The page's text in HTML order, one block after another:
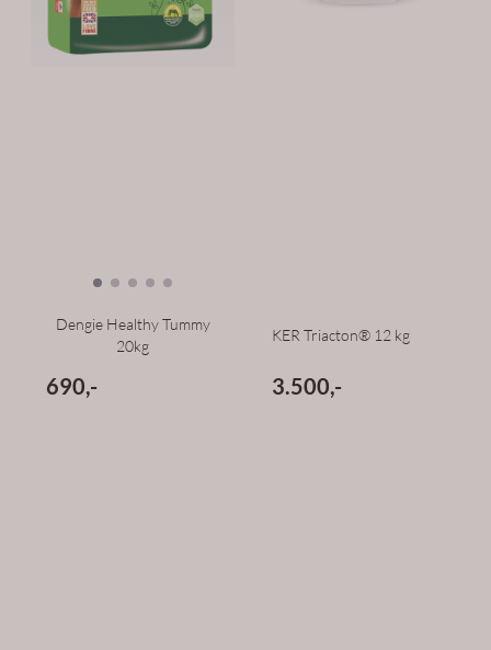
Dengie Healthy Tummy
20kg
690,-
KER Triacton® 12 kg
3.500,-